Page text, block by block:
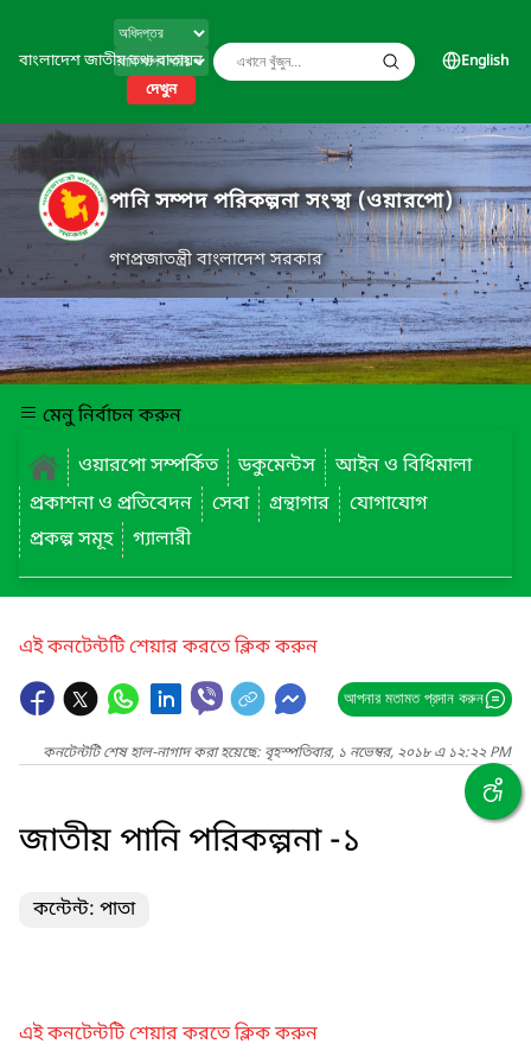
বাংলাদেশ জাতীয় তথ্য বাতায়ন
দেখুন
English
পানি সম্পদ পরিকল্পনা সংস্থা (ওয়ারপো)
গণপ্রজাতন্ত্রী বাংলাদেশ সরকার
মেনু নির্বাচন করুন
ওয়ারপো সম্পর্কিত
ডকুমেন্টস
আইন ও বিধিমালা
প্রকাশনা ও প্রতিবেদন
সেবা গ্রন্থাগার
যোগাযোগ
প্রকল্প সমূহ
গ্যালারী
এই কনটেন্টটি শেয়ার করতে ক্লিক করুন
আপনার মতামত প্রদান করুন
কনটেন্টটি শেষ হাল-নাগাদ করা হয়েছে: বৃহস্পতিবার, ১ নভেম্বর, ২০১৮ এ ১২:২২ PM
জাতীয় পানি পরিকল্পনা -১
কন্টেন্ট: পাতা
এই কনটেন্টটি শেয়ার করতে ক্লিক করুন